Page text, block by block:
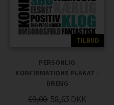
TILBUD
PERSONLIG
KONFIRMATIONS PLAKAT -
DRENG
69,00 58,65 DKK